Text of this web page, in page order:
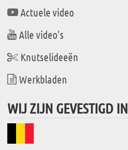
Actuele video
Alle video's
Knutselideeën
Werkbladen
WIJ ZIJN GEVESTIGD IN